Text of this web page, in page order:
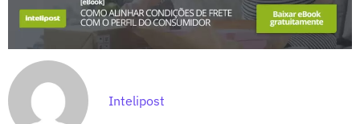
Intelipost